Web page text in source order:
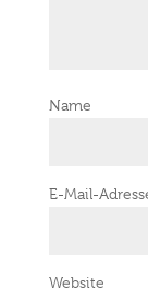
Name
E-Mail-
Website